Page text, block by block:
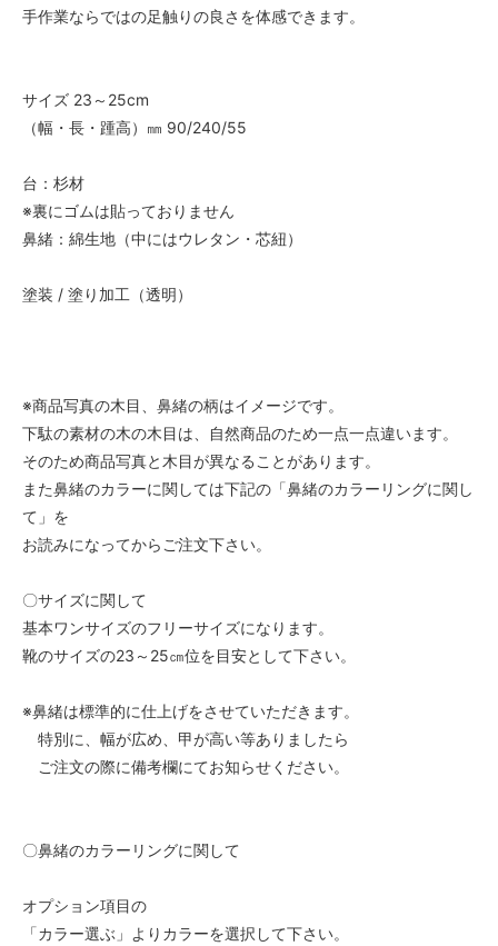
手作業ならではの足触りの良さを体感できます。
サイズ 23～25cm
（幅・長・踵高）㎜ 90/240/55
台：杉材
※裏にゴムは貼っておりません
鼻緒：綿生地（中にはウレタン・芯紐）
塗装 / 塗り加工（透明）
※商品写真の木目、鼻緒の柄はイメージです。
下駄の素材の木の木目は、自然商品のため一点一点違います。
そのため商品写真と木目が異なることがあります。
また鼻緒のカラーに関しては下記の「鼻緒のカラーリングに関し
て」を
お読みになってからご注文下さい。
〇サイズに関して
基本ワンサイズのフリーサイズになります。
靴のサイズの23～25㎝位を目安として下さい。
※鼻緒は標準的に仕上げをさせていただきます。
特別に、幅が広め、甲が高い等ありましたら
ご注文の際に備考欄にてお知らせください。
〇鼻緒のカラーリングに関して
オプション項目の
「カラー選ぶ」よりカラーを選択して下さい。